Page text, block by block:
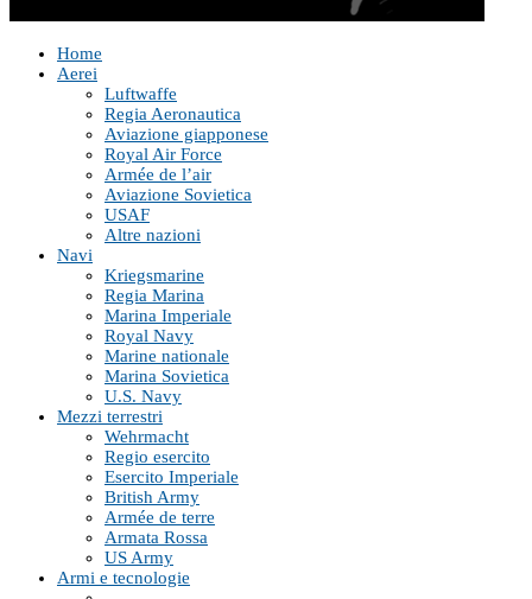
Home
Aerei
Luftwaffe
Regia Aeronautica
Aviazione giapponese
Royal Air Force
Armée de l’air
Aviazione Sovietica
USAF
Altre nazioni
Navi
Kriegsmarine
Regia Marina
Marina Imperiale
Royal Navy
Marine nationale
Marina Sovietica
U.S. Navy
Mezzi terrestri
Wehrmacht
Regio esercito
Esercito Imperiale
British Army
Armée de terre
Armata Rossa
US Army
Armi e tecnologie